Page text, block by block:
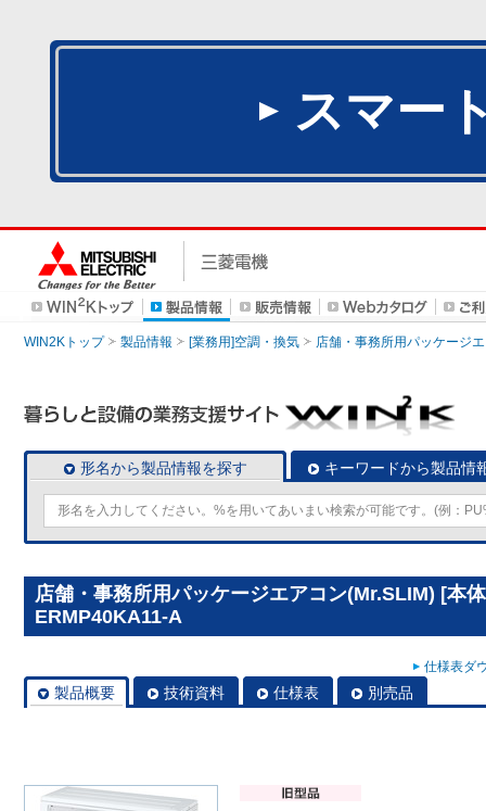
スマー
WIN2Kトップ 製品情報 [業務用]空調・換気 店舗・事務所用パッケージ
形名から製品情報を探す キーワードから製品情
店舗・事務所用パッケージエアコン(Mr.SLIM) [本
ERMP40KA11-A
仕様表ダ
製品概要 技術資料 仕様表 別売品